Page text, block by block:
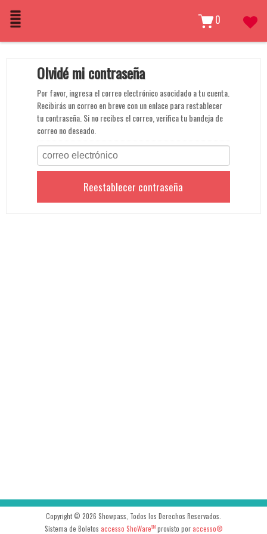
0
Olvidé mi contraseña
Por favor, ingresa el correo electrónico asocidado a tu cuenta.
Recibirás un correo en breve con un enlace para restablecer
tu contraseña. Si no recibes el correo, verifica tu bandeja de
correo no deseado.
Reestablecer contraseña
Copyright © 2026 Showpass, Todos los Derechos Reservados.
Sistema de Boletos accesso ShoWareSMprovisto por accesso®